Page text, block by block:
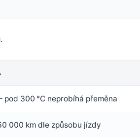
pod 300 °C neprobíhá přeměna
000 km dle způsobu jízdy